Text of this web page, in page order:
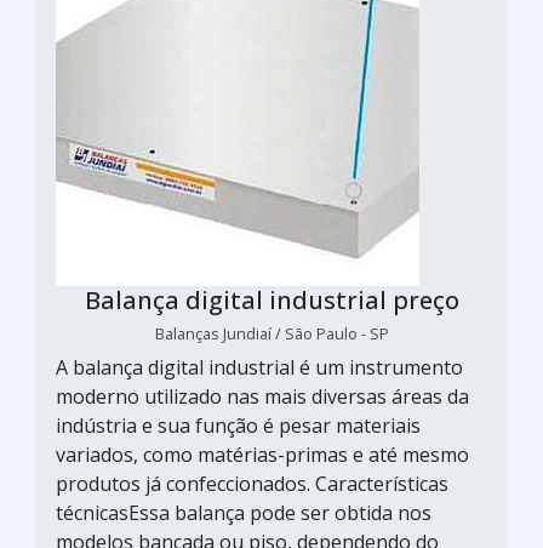
Balança digital industrial preço
Balanças Jundiaí / São Paulo - SP
A balança digital industrial é um instrumento
moderno utilizado nas mais diversas áreas da
indústria e sua função é pesar materiais
variados, como matérias-primas e até mesmo
produtos já confeccionados. Características
técnicasEssa balança pode ser obtida nos
modelos bancada ou piso, dependendo do